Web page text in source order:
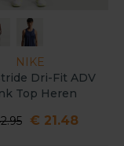
NIKE
Dri-Fit ADV
Top Heren
€ 21.48